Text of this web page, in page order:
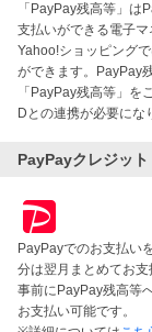
「PayPay残高等」
支払いができる電子マ
Yahoo!ショッピング
ができます。PayPay
「PayPay残高等」を
Dとの連携が必要にな
PayPayクレジット
PayPayでのお支払い
分は翌月まとめてお支
事前にPayPay残高等
お支払い可能です。